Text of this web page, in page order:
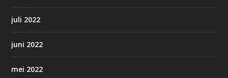
juli 2022
juni 2022
mei 2022